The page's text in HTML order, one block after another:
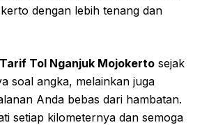
dengan lebih tenang dan
Tarif Tol Nganjuk Mojokerto sejak
soal angka, melainkan juga
Anda bebas dari hambatan.
setiap kilometernya dan semoga